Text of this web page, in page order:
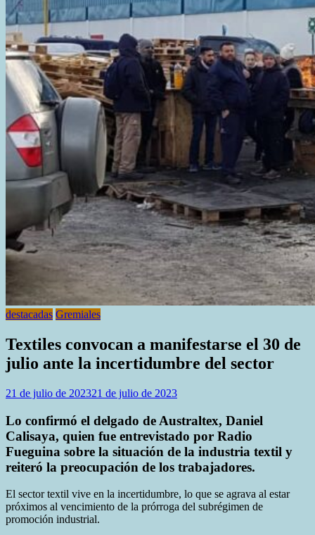
destacadas Gremiales
Textiles convocan a manifestarse el 30 de
julio ante la incertidumbre del sector
21 de julio de 202321 de julio de 2023
Lo confirmó el delgado de Australtex, Daniel
Calisaya, quien fue entrevistado por Radio
Fueguina sobre la situación de la industria textil y
reiteró la preocupación de los trabajadores.
El sector textil vive en la incertidumbre, lo que se agrava al estar
próximos al vencimiento de la prórroga del subrégimen de
promoción industrial.